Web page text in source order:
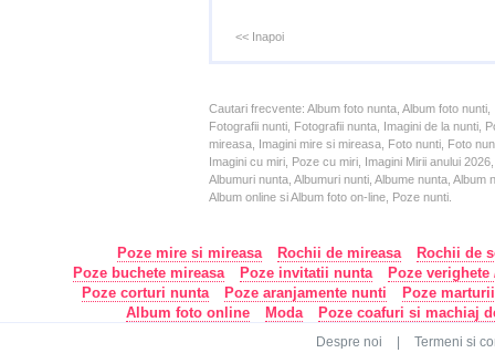
<< Inapoi
Cautari frecvente: Album foto nunta, Album foto
Fotografii nunti, Fotografii nunta, Imagini de la nunti,
mireasa, Imagini mire si mireasa, Foto nunti, Foto
Imagini cu miri, Poze cu miri, Imagini Mirii anului
Albumuri nunta, Albumuri nunti, Albume nunta,
Album online si Album foto on-line, Poze nunti.
Poze mire si mireasa Rochii de mireasa
Rochii de
Poze buchete mireasa
Poze invitatii nunta
Poze
Poze corturi nunta
Poze aranjamente nunti
Poze
Album foto online
Moda Poze coafuri si machiaj
Despre noi
Termeni si